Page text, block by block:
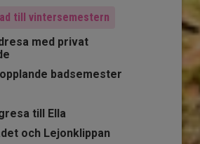
till vintersemestern
med privat
badsemester
till Ella
och Lejonklippan